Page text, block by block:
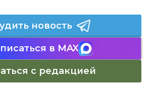
новость
в MAX
с редакцией